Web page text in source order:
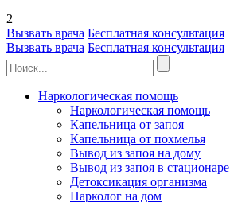
2
Вызвать врача Бесплатная консультация
Вызвать врача Бесплатная консультация
Наркологическая помощь
Наркологическая помощь
Капельница от запоя
Капельница от похмелья
Вывод из запоя на дому
Вывод из запоя в стационаре
Детоксикация организма
Нарколог на дом